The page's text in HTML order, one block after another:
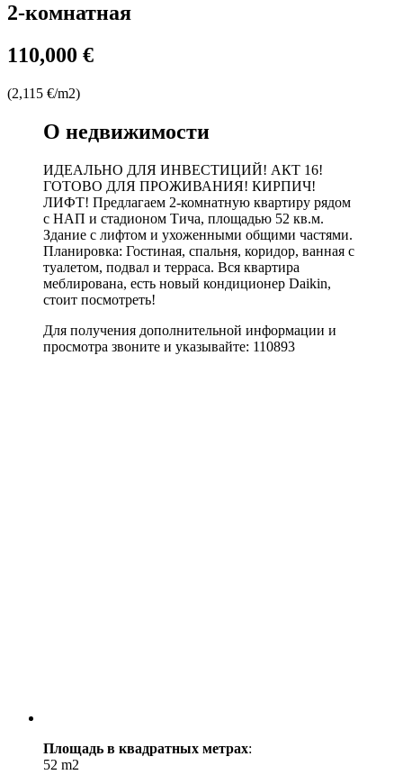
2-комнатная
110,000 €
(2,115 €/m2)
О недвижимости
ИДЕАЛЬНО ДЛЯ ИНВЕСТИЦИЙ! АКТ 16!
ГОТОВО ДЛЯ ПРОЖИВАНИЯ! КИРПИЧ!
ЛИФТ! Предлагаем 2-комнатную квартиру рядом
с НАП и стадионом Тича, площадью 52 кв.м.
Здание с лифтом и ухоженными общими частями.
Планировка: Гостиная, спальня, коридор, ванная с
туалетом, подвал и терраса. Вся квартира
меблирована, есть новый кондиционер Daikin,
стоит посмотреть!
Для получения дополнительной информации и
просмотра звоните и указывайте: 110893
Площадь в квадратных метрах:
52 m2